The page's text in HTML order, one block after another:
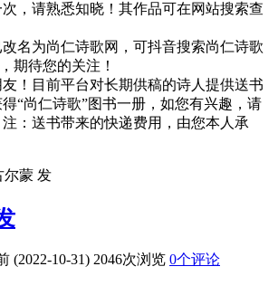
，请熟悉知晓！其作品可在网站搜索查
名为尚仁诗歌网，可抖音搜索尚仁诗歌
期待您的关注！
！目前平台对长期供稿的诗人提供送书
“尚仁诗歌”图书一册，如您有兴趣，请
：送书带来的快递费用，由您本人承
尔蒙 发
(2022-10-31) 2046次浏览 0个评论